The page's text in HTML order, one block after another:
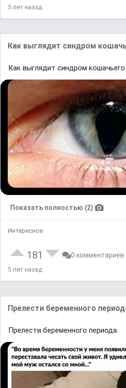
5 лет назад
Как выглядит синдром
Как выглядит синдром кошачьего
Показать полностью (2)
Интересное
181 0 комментариев
5 лет назад
Прелести беременного
Прелести беременного периода.